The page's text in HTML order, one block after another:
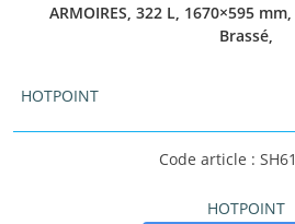
ARMOIRES, 322 L, 1670×595
Brassé,
HOTPOINT
Code article :
HOTPOINT